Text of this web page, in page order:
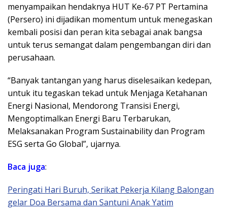
menyampaikan hendaknya HUT Ke-67 PT Pertamina
(Persero) ini dijadikan momentum untuk menegaskan
kembali posisi dan peran kita sebagai anak bangsa
untuk terus semangat dalam pengembangan diri dan
perusahaan.
“Banyak tantangan yang harus diselesaikan kedepan,
untuk itu tegaskan tekad untuk Menjaga Ketahanan
Energi Nasional, Mendorong Transisi Energi,
Mengoptimalkan Energi Baru Terbarukan,
Melaksanakan Program Sustainability dan Program
ESG serta Go Global”, ujarnya.
Baca juga:
Peringati Hari Buruh, Serikat Pekerja Kilang Balongan
gelar Doa Bersama dan Santuni Anak Yatim